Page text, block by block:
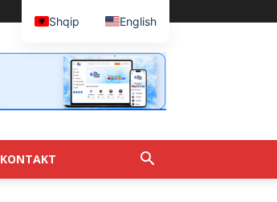
KONTAKT
Shqip English